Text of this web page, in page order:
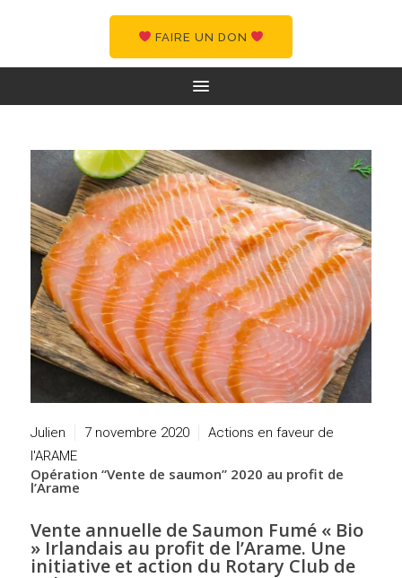
FAIRE UN DON
Julien 7 novembre 2020
Actions en faveur de
l'ARAME
Opération “Vente de saumon” 2020 au profit de
l’Arame
Vente annuelle de Saumon Fumé « Bio
» Irlandais au profit de l’Arame. Une
initiative et action du Rotary Club de